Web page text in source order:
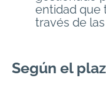
entidad que
través de
Según el